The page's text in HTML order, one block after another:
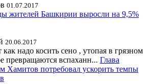
01.07.2017
жителей Башкирии выросли на 9,5%
20.06.2017
надо косить сено , утопая в грязном
превращаются вспаханн... Глава
Хамитов потребовал ускорить темпы